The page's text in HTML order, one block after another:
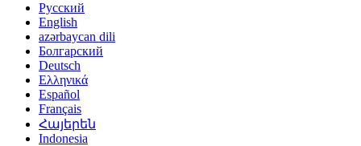
Русский
English
azərbaycan dili
Болгарский
Deutsch
Ελληνικά
Español
Français
Հայերեն
Indonesia